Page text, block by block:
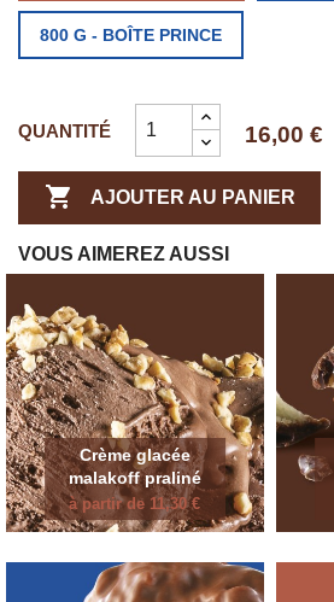
800 G - BOÎTE PRINCE
QUANTITÉ 16,00 €
 AJOUTER AU PANIER
VOUS AIMEREZ AUSSI
Crème glacée
malakoff praliné
à partir de 11,30 €